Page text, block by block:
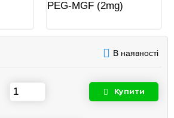
В наявності
Купити